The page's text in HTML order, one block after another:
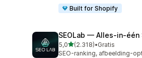
Built for Shopify
SEOLab — Alles‑in‑één
5,0van 5 sterren
(2.318)
2318 recensies in totaal
•Gratis
SEO-ranking, afbeelding-